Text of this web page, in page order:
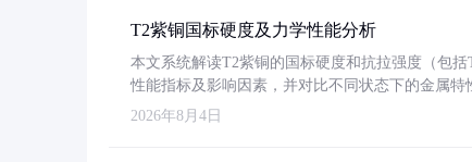
T2紫铜国标硬度及力学性能分析
本文系统解读T2紫铜的国标硬度和抗拉强度（包
性能指标及影响因素，并对比不同状态下的金属特
2026年8月4日